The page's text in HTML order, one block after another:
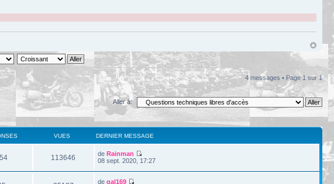
4 messages • Page1 sur 1
Aller à:
VUES DERNIER MESSAGE
113646 deRainman
08 sept. 2020, 17:27
degal169